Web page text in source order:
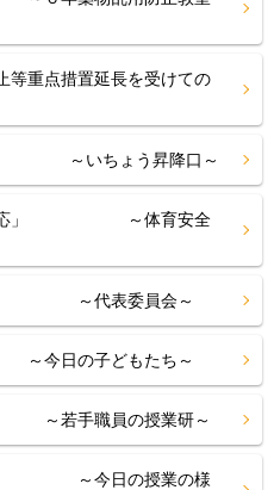
等重点措置延長を受けての
～いちょう昇降口～
な対応」 ～体育安全
～代表委員会～
子どもたち～
～若手職員の授業研～
～今日の授業の様